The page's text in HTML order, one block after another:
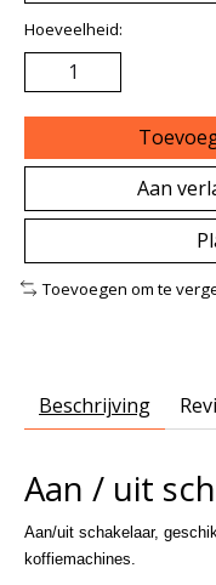
Hoeveelheid:
Aan
Toevoegen om te
Beschrijving
Aan / uit
Aan/uit schakelaar,
koffiemachines.